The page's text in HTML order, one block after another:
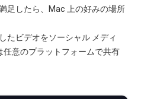
足したら、Mac 上の好みの場所
たビデオをソーシャル メディ
任意のプラットフォームで共有